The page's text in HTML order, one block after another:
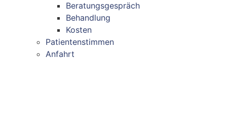
Beratungsgespräch
Behandlung
Kosten
Patientenstimmen
Anfahrt